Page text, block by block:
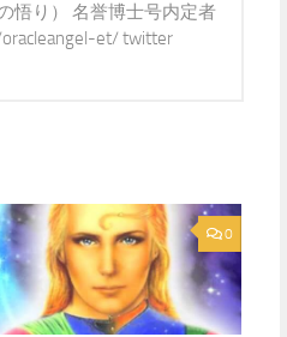
悟り） 名誉博士号内定者
et/ twitter
0